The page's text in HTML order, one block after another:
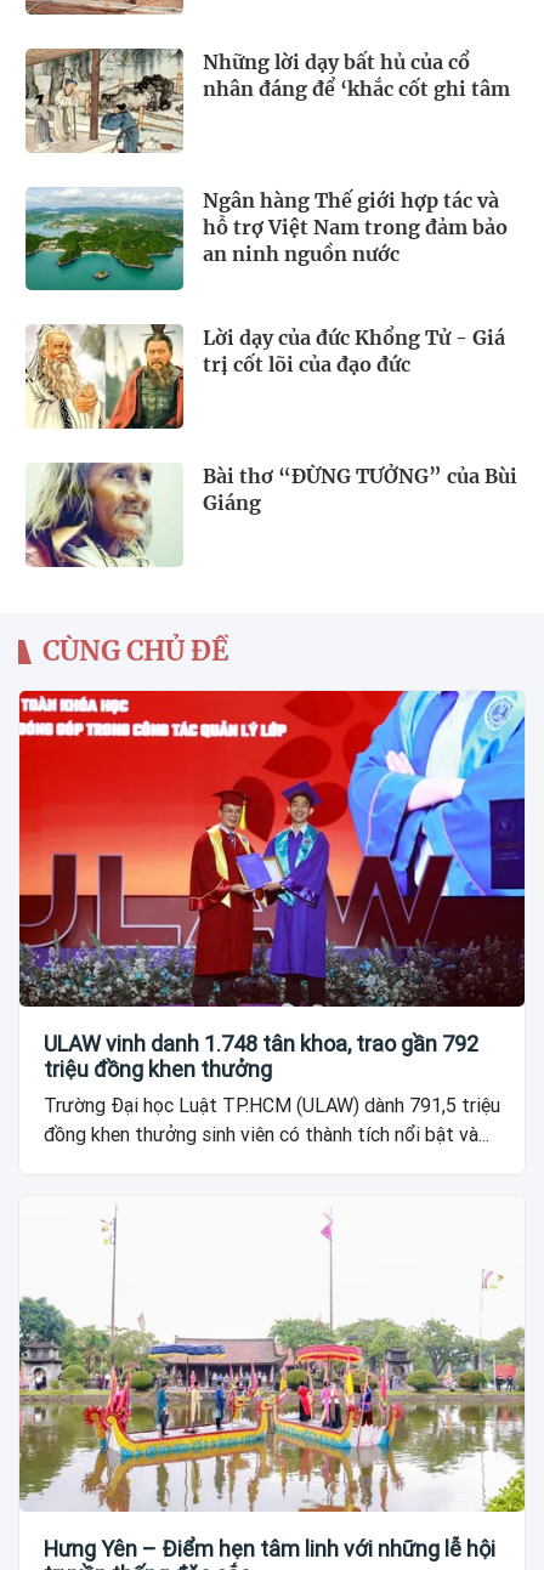
Những lời dạy bất hủ của cổ
nhân đáng để ‘khắc cốt ghi tâm
Ngân hàng Thế giới hợp tác và
hỗ trợ Việt Nam trong đảm bảo
an ninh nguồn nước
Lời dạy của đức Khổng Tử - Giá
trị cốt lõi của đạo đức
Bài thơ “ĐỪNG TƯỞNG” của Bùi
Giáng
CÙNG CHỦ ĐỀ
ULAW vinh danh 1.748 tân khoa, trao gần 792
triệu đồng khen thưởng
Trường Đại học Luật TP.HCM (ULAW) dành 791,5 triệu
đồng khen thưởng sinh viên có thành tích nổi bật và...
Hưng Yên – Điểm hẹn tâm linh với những lễ hội